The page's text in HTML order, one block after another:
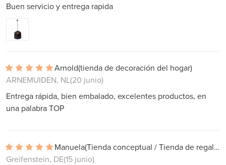
Buen servicio y entrega rapida
Arnold(tienda de decoración del hogar)
ARNEMUIDEN, NL(20 junio)
Entrega rápida, bien embalado, excelentes productos, en
una palabra TOP
Manuela
(Tienda conceptual / Tienda de regalos)
Greifenstein, DE(15 junio)